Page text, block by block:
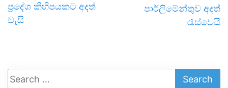
ප්‍රදේශ කිහිපයකට අදත්
වැසි
පාර්ලිමේන්තුව අදත්
රැස්වෙයි